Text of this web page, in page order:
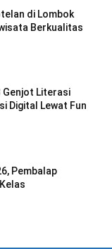
di Lombok
Berkualitas
Genjot Literasi
Digital Lewat Fun
Pembalap